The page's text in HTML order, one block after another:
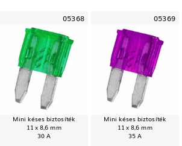
05368
Mini késes biztosíték
11 x 8,6 mm
30 A
05369
Mini késes biztosíték
11 x 8,6 mm
35 A